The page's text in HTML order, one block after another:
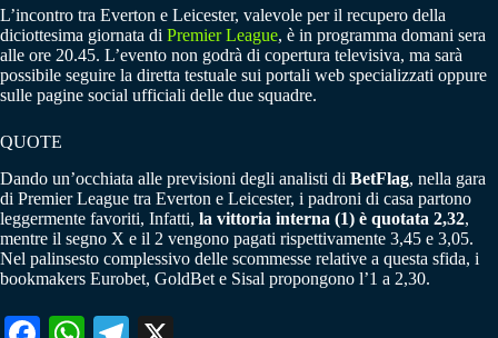
L’incontro tra Everton e Leicester, valevole per il recupero della
diciottesima giornata di Premier League, è in programma domani sera
alle ore 20.45. L’evento non godrà di copertura televisiva, ma sarà
possibile seguire la diretta testuale sui portali web specializzati oppure
sulle pagine social ufficiali delle due squadre.
QUOTE
Dando un’occhiata alle previsioni degli analisti di BetFlag, nella gara
di Premier League tra Everton e Leicester, i padroni di casa partono
leggermente favoriti, Infatti, la vittoria interna (1) è quotata 2,32,
mentre il segno X e il 2 vengono pagati rispettivamente 3,45 e 3,05.
Nel palinsesto complessivo delle scommesse relative a questa sfida, i
bookmakers Eurobet, GoldBet e Sisal propongono l’1 a 2,30.